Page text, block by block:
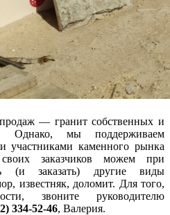
— гранит собственных и
Однако, мы поддерживаем
участниками каменного рынка
заказчиков можем при
(и заказать) другие виды
известняк, доломит. Для того,
звоните руководителю
334-52-46, Валерия.